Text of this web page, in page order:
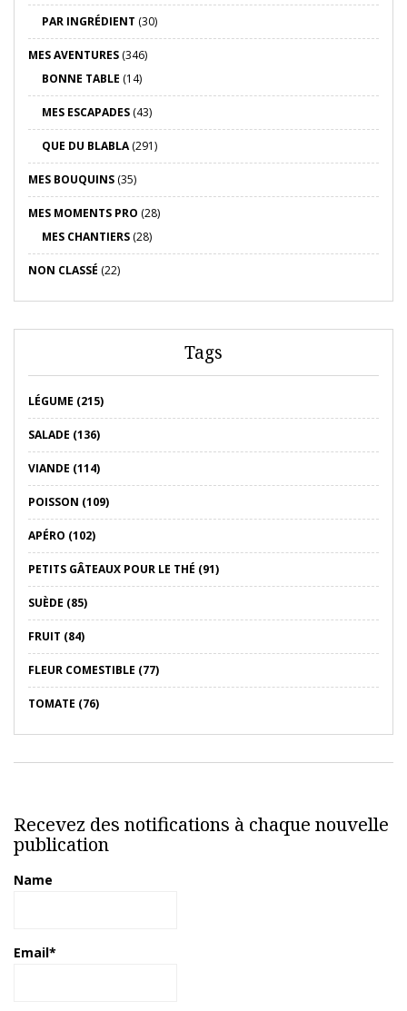
PAR INGRÉDIENT (30)
MES AVENTURES (346)
BONNE TABLE (14)
MES ESCAPADES (43)
QUE DU BLABLA(291)
MES BOUQUINS (35)
MES MOMENTS PRO (28)
MES CHANTIERS (28)
NON CLASSÉ (22)
Tags
LÉGUME (215)
SALADE (136)
VIANDE (114)
POISSON (109)
APÉRO (102)
PETITS GÂTEAUX POUR LE THÉ (91)
SUÈDE (85)
FRUIT (84)
FLEUR COMESTIBLE (77)
TOMATE (76)
Recevez des notifications à chaque nouvelle
publication
Name
Email*